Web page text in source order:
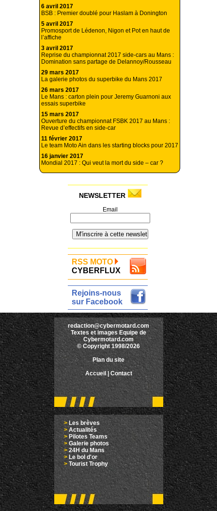
6 avril 2017
BSB : Premier doublé pour Haslam à Donington
5 avril 2017
Promosport de Lédenon, Nigon et Pot en haut de
l’affiche
3 avril 2017
Reprise du championnat 2017 side-cars au Mans :
Domination sans partage de Delannoy/Rousseau
29 mars 2017
La galerie photos du superbike du Mans 2017
26 mars 2017
Le Mans : carton plein pour Jeremy Guarnoni aux
essais superbike
15 mars 2017
Ouverture du championnat FSBK 2017 au Mans :
Revue d’effectifs en side-car
11 février 2017
Le team Moto Ain dans les starting blocks pour 2017
16 janvier 2017
Mondial 2017 : Qui veut la mort du side – car ?
NEWSLETTER
Email
RSS MOTO
CYBERFLUX
Rejoins-nous
sur Facebook
redaction@cybermotard.com
Textes et images Equipe de
Cybermotard.com
© Copyright 1998/2026
Plan du site
Accueil |Contact
>Les brèves
> Actualités
> Pilotes Teams
>Galerie photos
>24H du Mans
>Le bol d'or
> Tourist Trophy